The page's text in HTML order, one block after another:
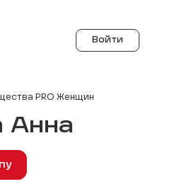
Войти
PRO Женщин
Анна